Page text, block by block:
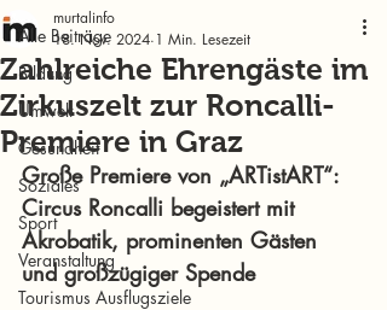
Alle Beiträge
Bildung
Umwelt
Gesundheit
Soziales
Sport
Veranstaltung
Tourismus Ausflugsziele
Zahlreiche Ehrengäste im
Zirkuszelt zur Roncalli-
Premiere in Graz
murtalinfo
18. Nov. 2024 1 Min. Lesezeit
Große Premiere von „ARTistART“:
Circus Roncalli begeistert mit
Akrobatik, prominenten Gästen
und großzügiger Spende